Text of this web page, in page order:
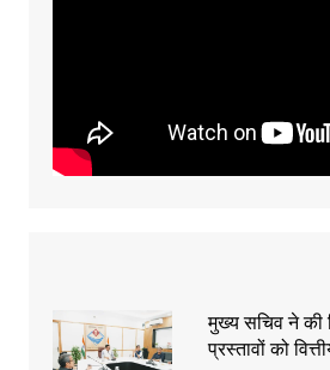
मुख्य सचिव ने की
प्रस्तावों को